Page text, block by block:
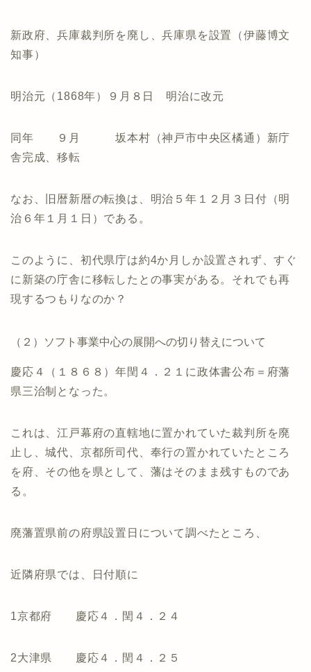
新政府、兵庫裁判所を廃し、兵庫県を設置（伊藤博文
知事）
明治元（1868年）９月８日 明治に改元
同年 ９月 坂本村（神戸市中央区橘通）新庁
舎完成、移転
なお、旧暦新暦の転換は、明治５年１２月３日付（明
治６年１月１日）である。
このように、初代県庁は約4か月しか設置されず、すぐ
に新築の庁舎に移転したとの事実がある。それでも再
現するつもりなのか？
（２）ソフト事業中心の展開への切り替えについて
慶応４（１８６８）年閏４．２１に政体書公布＝府藩
県三治制となった。
これは、江戸幕府の直轄地に置かれていた裁判所を廃
止し、城代、京都所司代、奉行の置かれていたところ
を府、その他を県として、藩はそのまま残すものであ
る。
廃藩置県前の府県設置日について調べたところ、
近隣府県では、日付順に
1京都府 慶応４．閏４．２４
2大津県 慶応４．閏４．２５